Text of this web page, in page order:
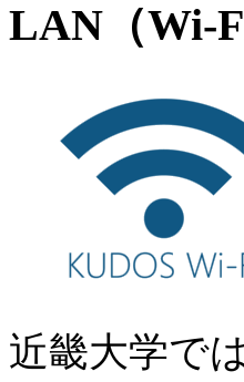
LAN（Wi-
近畿大学で